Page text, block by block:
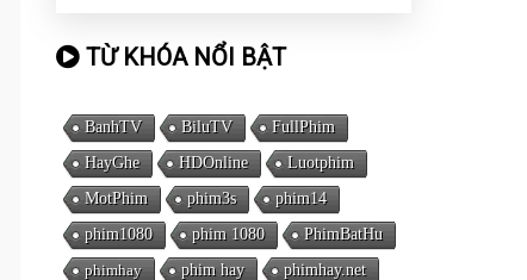
TỪ KHÓA NỔI BẬT
BanhTV BiluTV
FullPhim
HayGhe
HDOnline
Luotphim
MotPhim
phim3s
phim14
phim1080
phim 1080
PhimBatHu
phimhay
phim hay
phimhay.net